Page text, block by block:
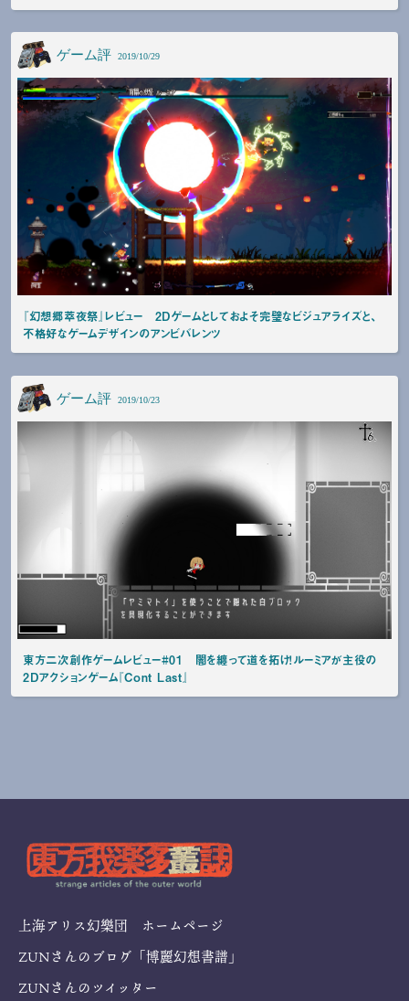
ゲーム評 2019/10/29
『幻想郷萃夜祭』レビュー 2Dゲームとしておよそ完璧なビジュアライズと、
不格好なゲームデザインのアンビバレンツ
ゲーム評 2019/10/23
東方二次創作ゲームレビュー#01 闇を纏って道を拓け！ルーミアが主役の
2Dアクションゲーム『Cont Last』
上海アリス幻樂団 ホームページ
ZUNさんのブログ「博麗幻想書譜」
ZUNさんのツイッター